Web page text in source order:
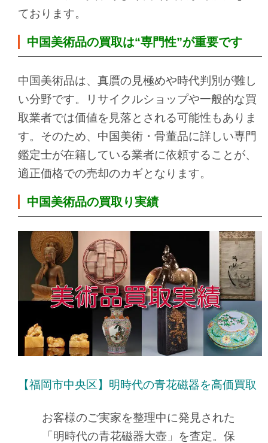
ております。
中国美術品の買取は“専門性”が重要です
中国美術品は、真贋の見極めや時代判別が難し
い分野です。リサイクルショップや一般的な買
取業者では価値を見落とされる可能性もありま
す。 そのため、中国美術・骨董品に詳しい専門
鑑定士が在籍している業者に依頼することが、
適正価格での売却のカギとなります。
中国美術品の買取り実績
【福岡市中央区】明時代の青花磁器を高価買取
お客様のご実家を整理中に発見された
「明時代の青花磁器大壺」を査定。保